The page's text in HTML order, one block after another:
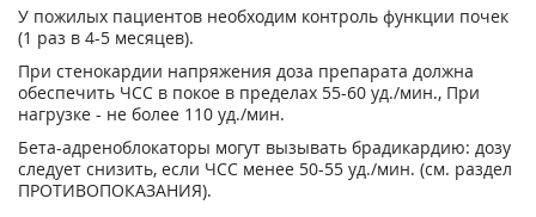
У пожилых пациентов необходим контроль функции почек
(1 раз в 4-5 месяцев).
При стенокардии напряжения доза препарата должна
обеспечить ЧСС в покое в пределах 55-60 уд./мин., При
нагрузке - не более 110 уд./мин.
Бета-адреноблокаторы могут вызывать брадикардию: дозу
следует снизить, если ЧСС менее 50-55 уд./мин. (см. раздел
ПРОТИВОПОКАЗАНИЯ).